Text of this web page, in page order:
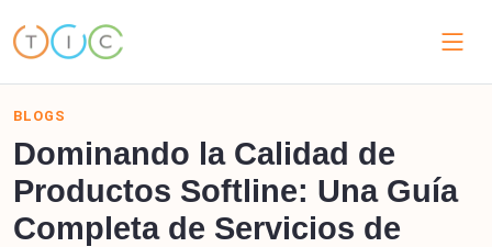
BLOGS
Dominando la Calidad de
Productos Softline: Una Guía
Completa de Servicios de